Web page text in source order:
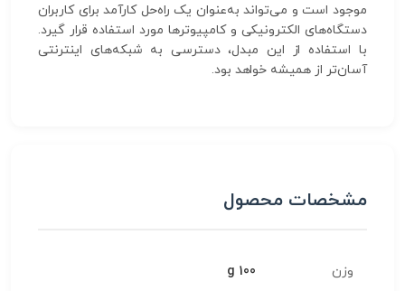
موجود است و می‌تواند به‌عنوان یک راه‌حل کارآمد برای کاربران
دستگاه‌های الکترونیکی و کامپیوترها مورد استفاده قرار گیرد.
با استفاده از این مبدل، دسترسی به شبکه‌های اینترنتی
آسان‌تر از همیشه خواهد بود.
مشخصات محصول
وزن 100 g